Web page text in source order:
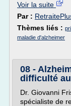
Voir la suite
Par :
Thèmes liés :
maladie d'alzheimer
08 -
difficulté
Dr. Giovanni
spécialiste de